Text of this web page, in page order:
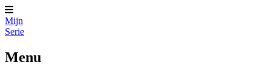
Mijn
Serie
Menu